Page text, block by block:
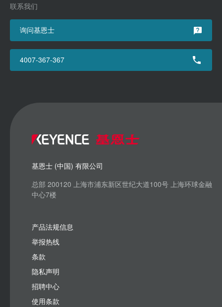
联系我们
询问基恩士
4007-367-367
基恩士 (中国) 有限公司
总部 200120 上海市浦东新区世纪大道100号 上海环球金融
中心7楼
产品法规信息
举报热线
条款
隐私声明
招聘中心
使用条款